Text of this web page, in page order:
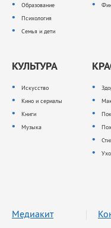
Образование
Психология
Семья и дети
КУЛЬТУРА
Искусство
Кино и сериалы
Книги
Музыка
Медиакит